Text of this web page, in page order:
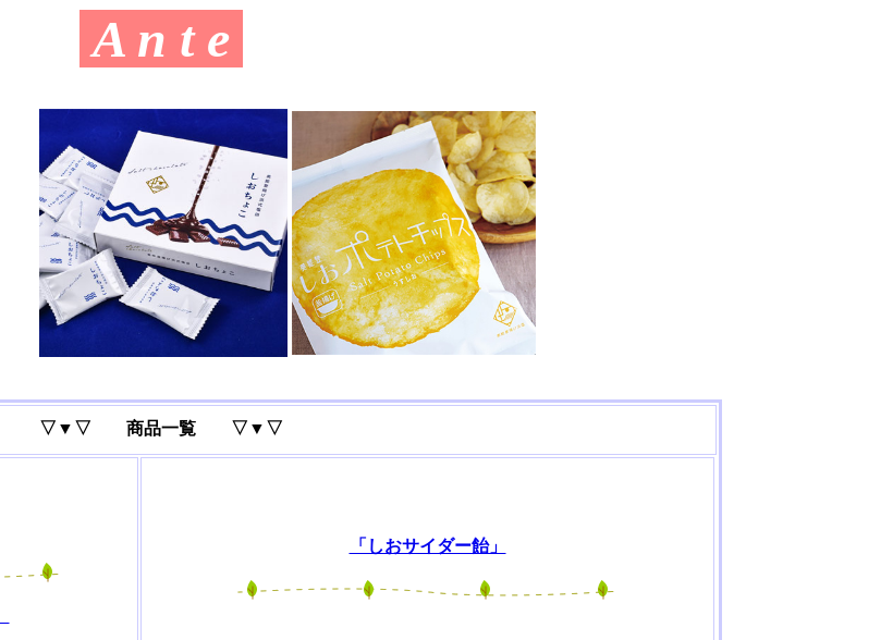
A n t e
▽▼▽ 商品一覧 ▽▼▽
「しおサイダー飴」